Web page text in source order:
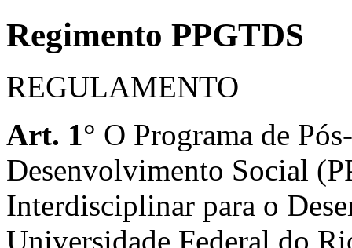
Regimento PPGTDS
REGULAMENTO
Art. 1° O Programa de
Desenvolvimento Social
Interdisciplinar para o
Universidade Federal do